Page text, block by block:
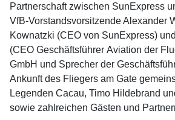
Partnerschaft zwischen SunExpress
VfB-Vorstandsvorsitzende Alexander
Kownatzki (CEO von SunExpress)
(CEO Geschäftsführer Aviation der
GmbH und Sprecher der
Ankunft des Fliegers am Gate
Legenden Cacau, Timo Hildebrand
sowie zahlreichen Gästen und